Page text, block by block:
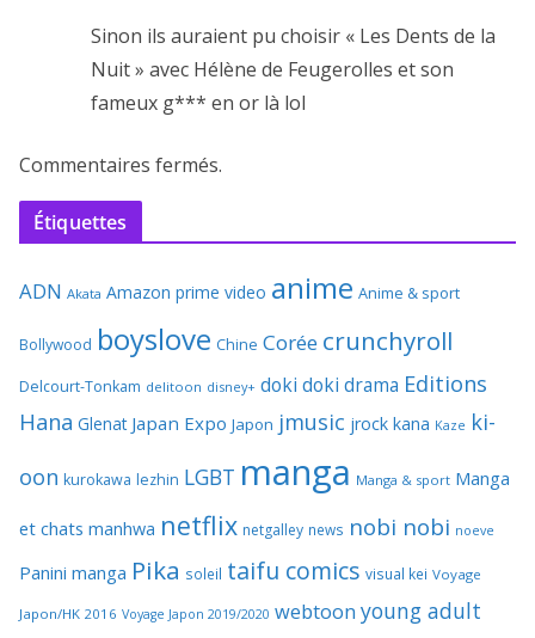
Sinon ils auraient pu choisir « Les Dents de la
Nuit » avec Hélène de Feugerolles et son
fameux g*** en or là lol
Commentaires fermés.
Étiquettes
ADN Akata Amazon prime video anime Anime & sport
Bollywood boyslove Chine Corée crunchyroll
Delcourt-Tonkam delitoon disney+ doki doki drama Editions
Hana Glenat Japan Expo Japon jmusic jrock kana Kaze ki-
oon kurokawa lezhin LGBT manga Manga & sport Manga
et chats manhwa netflix netgalley news nobi nobi noeve
Panini manga Pika soleil taifu comics visual kei Voyage
Japon/HK 2016 Voyage Japon 2019/2020 webtoon young adult